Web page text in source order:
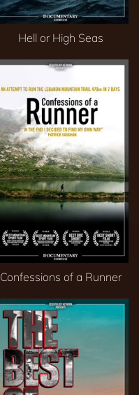
Hell or High Seas
Confessions of a Runner